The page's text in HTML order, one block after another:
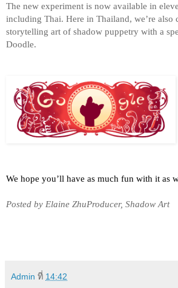
The new experiment is now available in
including Thai. Here in Thailand, we’re also
storytelling art of shadow puppetry with a
Doodle.
We hope you’ll have as much fun with it
Posted by Elaine ZhuProducer, Shadow Art
Admin ที่ 14:42